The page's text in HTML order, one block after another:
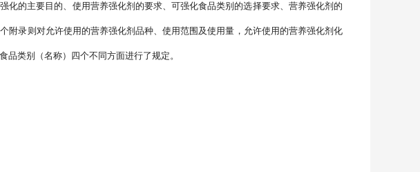
化的主要目的、使用营养强化剂的要求、可强化食品类别的选择要求、营养强化剂的
附录则对允许使用的营养强化剂品种、使用范围及使用量，允许使用的营养强化剂化
类别（名称）四个不同方面进行了规定。